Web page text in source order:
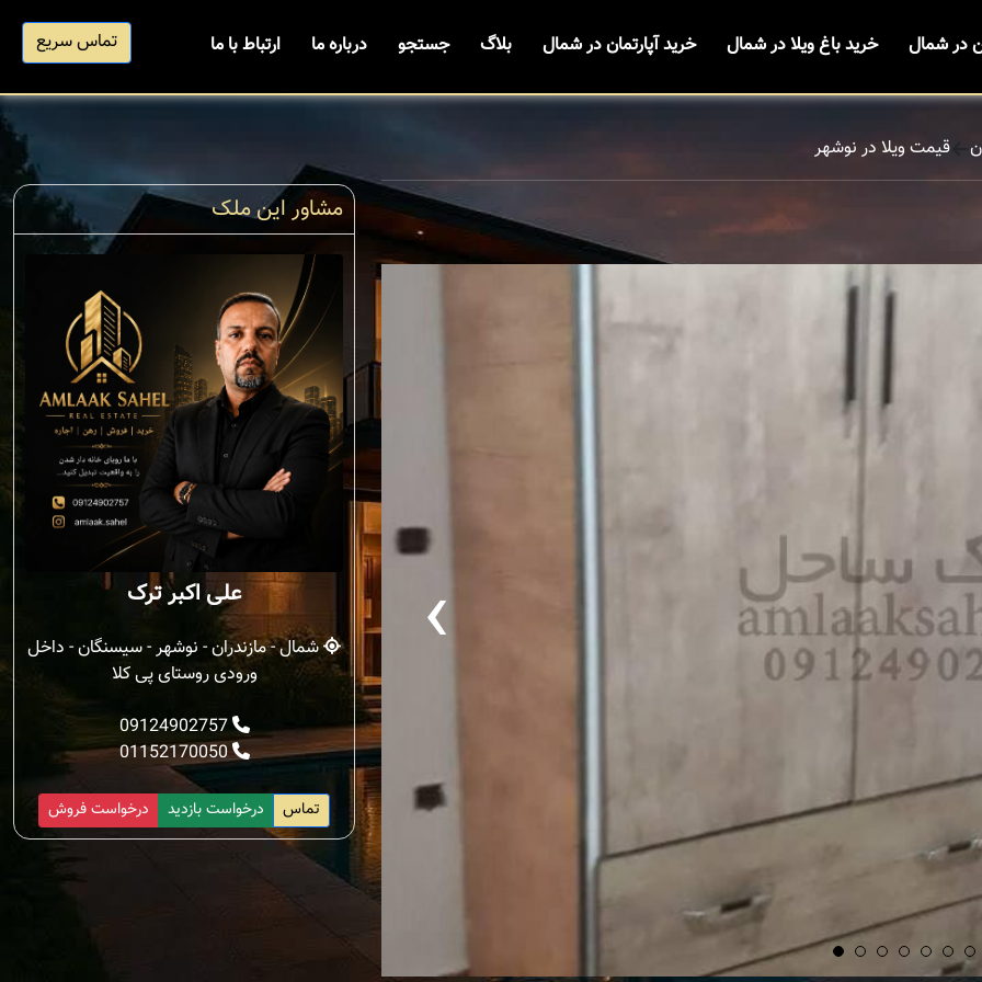
در شمال خرید باغ ویلا در شمال خرید آپارتمان در شمال بلاگ جستجو درباره ما ارتباط با ما تماس سریع
قیمت ویلا در نوشهر
‹
مشاور این ملک
علی اکبر ترک
شمال - مازندران - نوشهر - سیسنگان - داخل
ورودی روستای پی کلا
09124902757
01152170050
درخواست فروش درخواست بازدید تماس